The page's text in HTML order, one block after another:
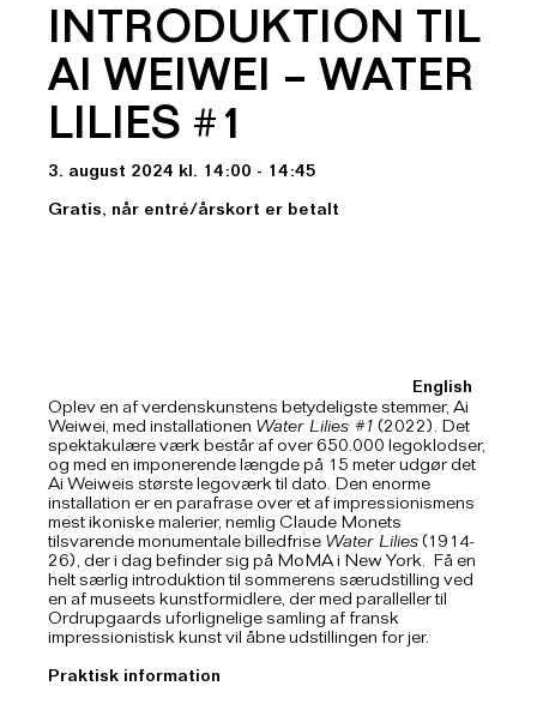
English
INTRODUKTION TIL
AI WEIWEI – WATER
LILIES #1
3. august 2024 kl. 14:00 - 14:45
Gratis, når entré/årskort er betalt
Oplev en af verdenskunstens betydeligste stemmer, Ai
Weiwei, med installationen Water Lilies #1 (2022). Det
spektakulære værk består af over 650.000 legoklodser,
og med en imponerende længde på 15 meter udgør det
Ai Weiweis største legoværk til dato. Den enorme
installation er en parafrase over et af impressionismens
mest ikoniske malerier, nemlig Claude Monets
tilsvarende monumentale billedfrise Water Lilies(1914-
26), der i dag befinder sig på MoMA i New York. Få en
helt særlig introduktion til sommerens særudstilling ved
en af museets kunstformidlere, der med paralleller til
Ordrupgaards uforlignelige samling af fransk
impressionistisk kunst vil åbne udstillingen for jer.
Praktisk information